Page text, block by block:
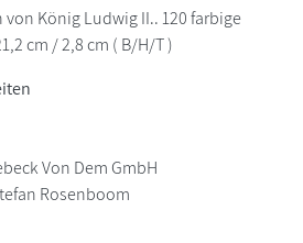
König Ludwig II.. 120 farbige
cm / 2,8 cm ( B/H/T )
Von Dem GmbH
Rosenboom